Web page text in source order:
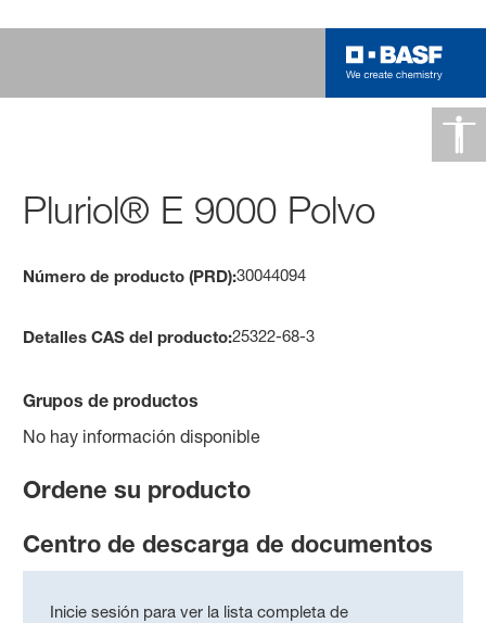
Pluriol® E 9000 Polvo
Número de producto (PRD):30044094
Detalles CAS del producto:25322-68-3
Grupos de productos
No hay información disponible
Ordene su producto
Centro de descarga de documentos
Inicie sesión para ver la lista completa de